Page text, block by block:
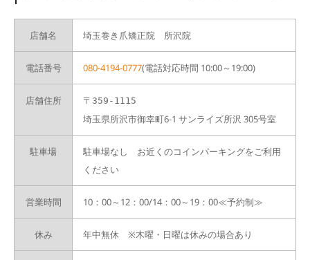
店舗名 埼玉巻き爪矯正院 所沢院
電話番号 080-4194-0777(電話対応時間 10:00～19:00)
店舗住所 〒359-1115
埼玉県所沢市御幸町6-1 サンライズ所沢 305号室
駐車場
駐車場なし お近くのコインパーキングをご利用
ください
営業時間 10：00～12：00/14：00～19：00≪予約制≫
休み 年中無休 ※木曜・日曜は休みの場合あり